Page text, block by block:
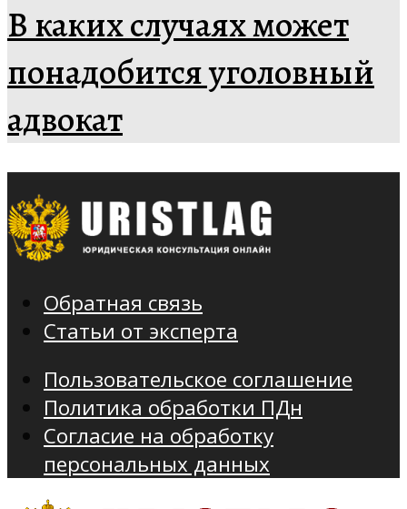
В каких случаях может
понадобится уголовный
адвокат
Обратная связь
Статьи от эксперта
Пользовательское соглашение
Политика обработки ПДн
Согласие на обработку
персональных данных